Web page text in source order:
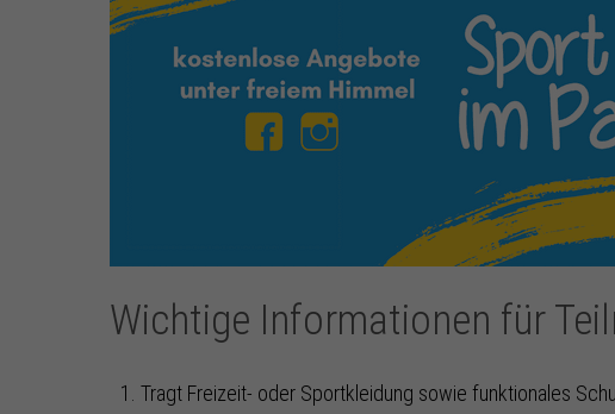
Wichtige Informationen für
Tragt Freizeit- oder Sportkleidung sowie funktionales